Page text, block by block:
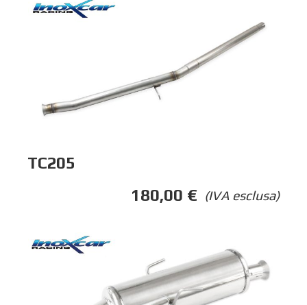
TC205
(IVA esclusa)
180,00 €